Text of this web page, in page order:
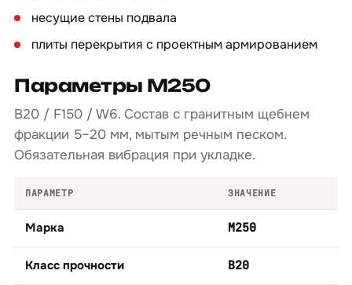
несущие стены подвала
плиты перекрытия с проектным армированием
Параметры М250
B20 / F150 / W6. Состав с гранитным щебнем
фракции 5–20 мм, мытым речным песком.
Обязательная вибрация при укладке.
ПАРАМЕТР ЗНАЧЕНИЕ
Марка М250
Класс прочности B20